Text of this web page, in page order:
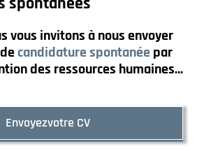
vous invitons à nous envoyer
candidature spontanée par
des ressources humaines…
Envoyezvotre CV